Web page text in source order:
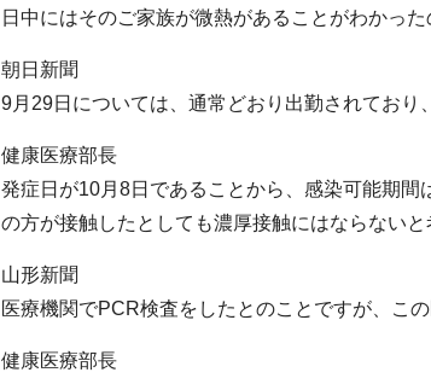
日中にはそのご家族が微熱があることがわかっ
朝日新聞
9月29日については、通常どおり出勤されており
健康医療部長
発症日が10月8日であることから、感染可能期
の方が接触したとしても濃厚接触にはならないと
山形新聞
医療機関でPCR検査をしたとのことですが、こ
健康医療部長